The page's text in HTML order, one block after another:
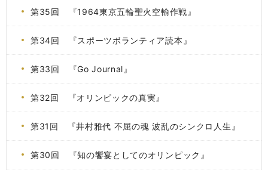
第35回 『1964東京五輪聖火空輸作戦』
第34回 『スポーツボランティア読本』
第33回 『Go Journal』
第32回 『オリンピックの真実』
第31回 『井村雅代 不屈の魂 波乱のシンクロ人生』
第30回 『知の饗宴としてのオリンピック』